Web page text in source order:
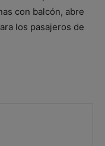
con balcón, abre
los pasajeros de